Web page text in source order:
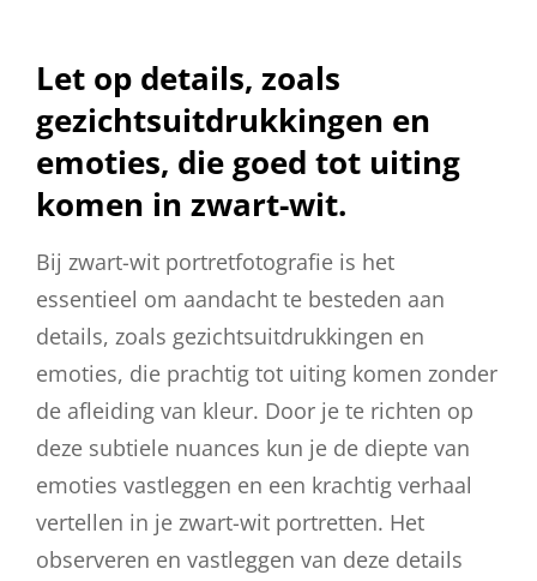
Let op details, zoals
gezichtsuitdrukkingen en
emoties, die goed tot uiting
komen in zwart-wit.
Bij zwart-wit portretfotografie is het
essentieel om aandacht te besteden aan
details, zoals gezichtsuitdrukkingen en
emoties, die prachtig tot uiting komen zonder
de afleiding van kleur. Door je te richten op
deze subtiele nuances kun je de diepte van
emoties vastleggen en een krachtig verhaal
vertellen in je zwart-wit portretten. Het
observeren en vastleggen van deze details